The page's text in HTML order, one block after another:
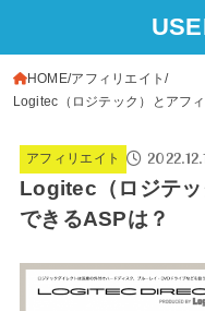
HOME アフィリエイト
Logitec（ロジテック）とアフ
アフィリエイト
Logitec（ロジテ
できるASPは？